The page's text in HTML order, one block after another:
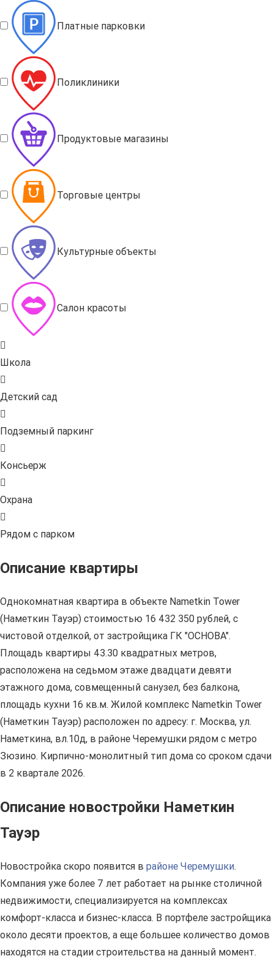
Платные парковки
Поликлиники
Продуктовые магазины
Торговые центры
Культурные объекты
Салон красоты
Школа
Детский сад
Подземный паркинг
Консьерж
Охрана
Рядом с парком
Описание квартиры
Однокомнатная квартира в объекте Nametkin Tower
(Наметкин Тауэр) стоимостью 16 432 350 рублей, с
чистовой отделкой, от застройщика ГК "ОСНОВА".
Площадь квартиры 43.30 квадратных метров,
расположена на седьмом этаже двадцати девяти
этажного дома, совмещенный санузел, без балкона,
площадь кухни 16 кв.м. Жилой комплекс Nametkin Tower
(Наметкин Тауэр) расположен по адресу: г. Москва, ул.
Наметкина, вл.10д, в районе Черемушки рядом с метро
Зюзино. Кирпично-монолитный тип дома со сроком сдачи
в 2 квартале 2026.
Описание новостройки Наметкин
Тауэр
Новостройка скоро появится в районе Черемушки.
Компания уже более 7 лет работает на рынке столичной
недвижимости, специализируется на комплексах
комфорт-класса и бизнес-класса. В портфеле застройщика
около десяти проектов, а еще большее количество домов
находятся на стадии строительства на данный момент.